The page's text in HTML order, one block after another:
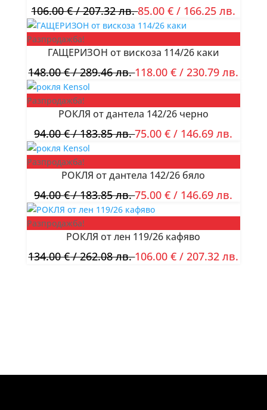
106.00€/ 207.32 лв.85.00€ / 166.25 лв.
Разпродажба!
ГАЩЕРИЗОН от вискоза 114/26 каки
148.00€/ 289.46 лв.118.00€ / 230.79 лв.
Разпродажба!
РОКЛЯ от дантела 142/26 черно
94.00€/ 183.85 лв.75.00€ / 146.69 лв.
Разпродажба!
РОКЛЯ от дантела 142/26 бяло
94.00€/ 183.85 лв.75.00€ / 146.69 лв.
Разпродажба!
РОКЛЯ от лен 119/26 кафяво
134.00€/ 262.08 лв.106.00€ / 207.32 лв.